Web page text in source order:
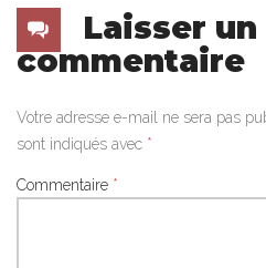
Laisser un
commentaire
Votre adresse e-mail ne sera pas
sont indiqués avec *
Commentaire *